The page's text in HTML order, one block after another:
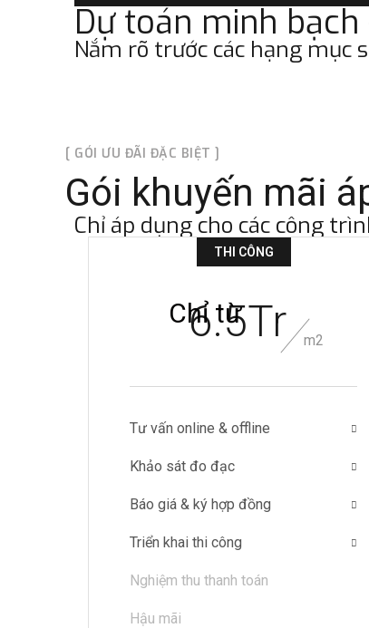
Dự toán minh
Nắm rõ trước các hạng mục
[ GÓI ƯU ĐÃI ĐẶC BIỆT ]
Gói khuyến mãi
Chỉ áp dụng cho các công
THI CÔNG
Chỉ từ
6.5Tr m2
Tư vấn online & offline
Khảo sát đo đạc
Báo giá & ký hợp đồng
Triển khai thi công
Nghiệm thu thanh toán
Hậu mãi